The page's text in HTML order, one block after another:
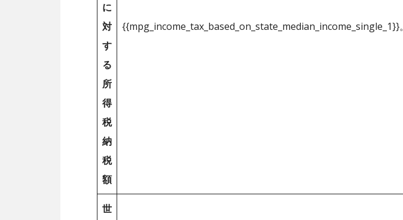
に
対
す
る
所
得
税
納
税
額
{{mpg_income_tax_based_on_state_median_income_single_1}}。
世